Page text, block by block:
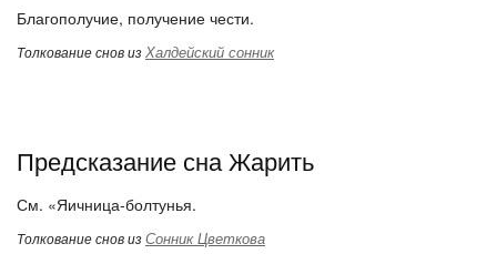
Благополучие, получение чести.
Толкование снов изХалдейский сонник
Предсказание сна Жарить
См. «Яичница-болтунья.
Толкование снов изСонник Цветкова